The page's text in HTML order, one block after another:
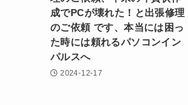
成でPCが壊れた！と出張修理
のご依頼 です、本当には困っ
た時には頼れるパソコンイン
パルスへ
2024-12-17